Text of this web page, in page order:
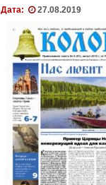
Дата: 27.08.2019